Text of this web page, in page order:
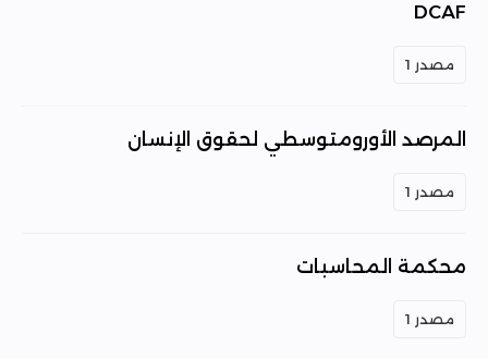
DCAF
مصدر 1
المرصد الأورومتوسطي لحقوق الإنسان
مصدر 1
محكمة المحاسبات
مصدر 1